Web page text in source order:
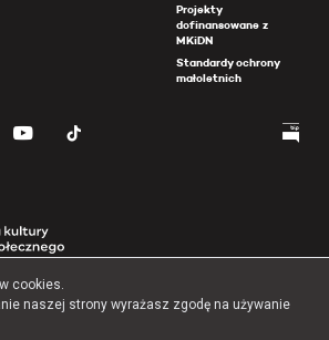
Projekty
dofinansowane z
MKiDN
Standardy ochrony
małoletnich
cookies.
naszej strony wyrażasz zgodę na używanie